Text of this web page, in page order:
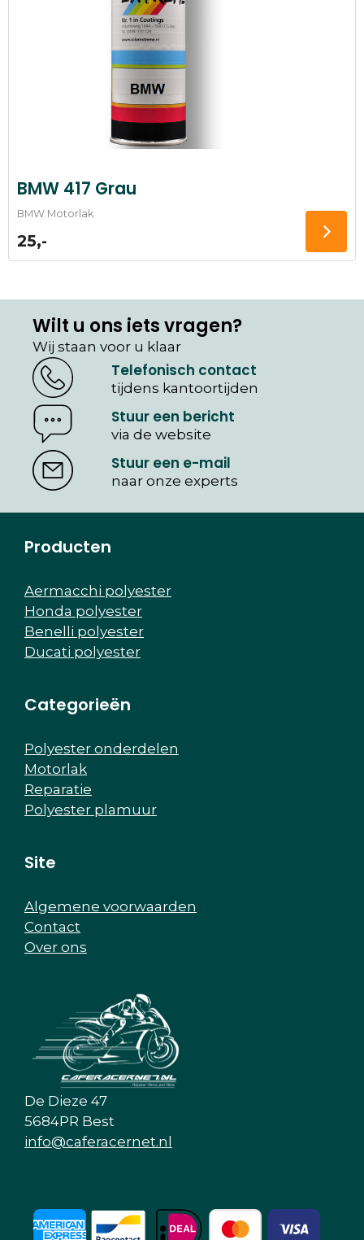
BMW 417 Grau
BMW Motorlak
25,-
Wilt u ons iets vragen?
Wij staan voor u klaar
Telefonisch contact
tijdens kantoortijden
Stuur een bericht
via de website
Stuur een e-mail
naar onze experts
Producten
Aermacchi polyester
Honda polyester
Benelli polyester
Ducati polyester
Categorieën
Polyester onderdelen
Motorlak
Reparatie
Polyester plamuur
Site
Algemene voorwaarden
Contact
Over ons
De Dieze 47
5684PR Best
info@caferacernet.nl